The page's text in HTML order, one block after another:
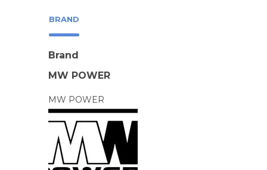
BRAND
Brand
MW POWER
MW POWER